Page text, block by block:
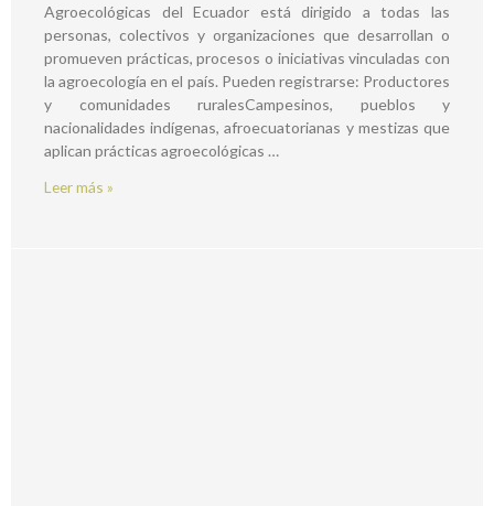
Agroecológicas del Ecuador está dirigido a todas las
personas, colectivos y organizaciones que desarrollan o
promueven prácticas, procesos o iniciativas vinculadas con
la agroecología en el país. Pueden registrarse: Productores
y comunidades ruralesCampesinos, pueblos y
nacionalidades indígenas, afroecuatorianas y mestizas que
aplican prácticas agroecológicas …
Leer más »